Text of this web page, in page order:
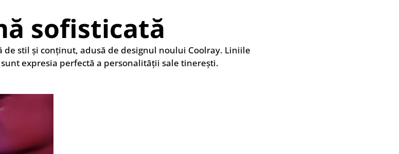
sofisticată
stil și conținut, adusă de designul noului Coolray. Liniile
expresia perfectă a personalității sale tinerești.